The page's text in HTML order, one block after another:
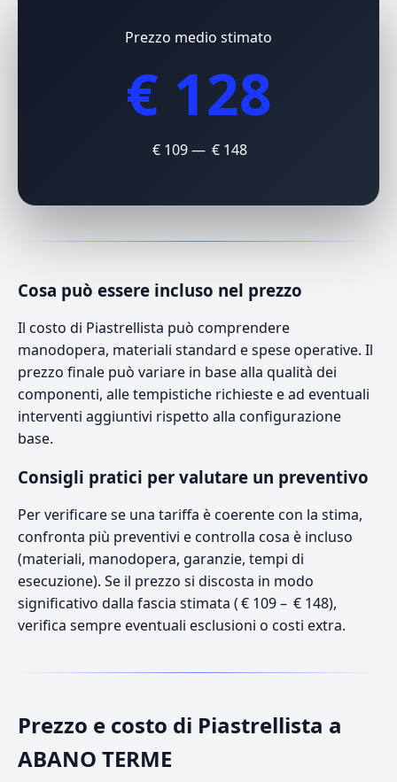
Prezzo medio stimato
€ 128
€ 109 — € 148
Cosa può essere incluso nel prezzo
Il costo di Piastrellista può comprendere
manodopera, materiali standard e spese operative. Il
prezzo finale può variare in base alla qualità dei
componenti, alle tempistiche richieste e ad eventuali
interventi aggiuntivi rispetto alla configurazione
base.
Consigli pratici per valutare un preventivo
Per verificare se una tariffa è coerente con la stima,
confronta più preventivi e controlla cosa è incluso
(materiali, manodopera, garanzie, tempi di
esecuzione). Se il prezzo si discosta in modo
significativo dalla fascia stimata ( € 109 – € 148),
verifica sempre eventuali esclusioni o costi extra.
Prezzo e costo di Piastrellista a
ABANO TERME